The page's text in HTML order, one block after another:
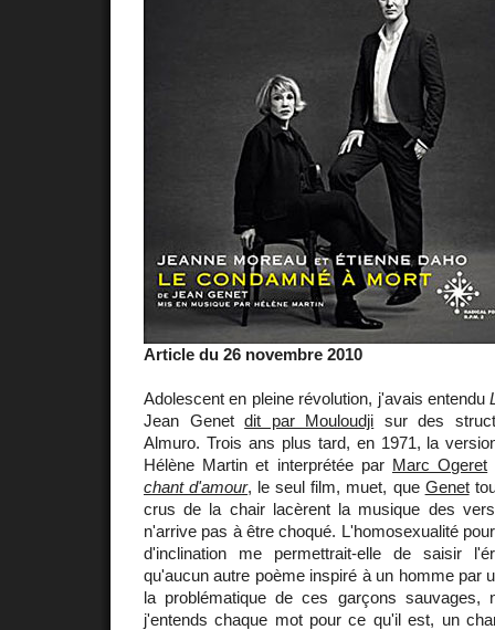
Article du 26 novembre 2010
Adolescent en pleine révolution, j'avais entendu
Jean Genetdit par Mouloudji sur des
Almuro. Trois ans plus tard, en 1971, la
Hélène Martin et interprétée par Marc Ogeret
chant d'amour, le seul film, muet, que Genet
crus de la chair lacèrent la musique des
n'arrive pas à être choqué. L'homosexualité
d'inclination me permettrait-elle de saisir
qu'aucun autre poème inspiré à un homme par
la problématique de ces garçons sauvages,
j'entends chaque mot pour ce qu'il est, un